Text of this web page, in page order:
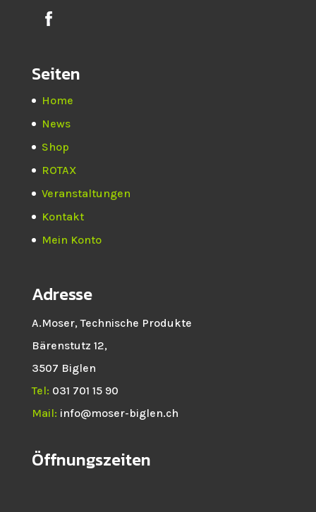
Seiten
Home
News
Shop
ROTAX
Veranstaltungen
Kontakt
Mein Konto
Adresse
A.Moser, Technische Produkte
Bärenstutz 12,
3507 Biglen
Tel: 031 701 15 90
Mail: info@moser-biglen.ch
Öffnungszeiten